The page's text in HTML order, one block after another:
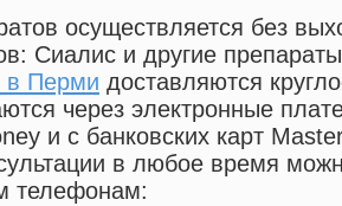
осуществляется без
Сиалис и другие
в Перми доставляются
через электронные
и с банковских карт
в любое время
телефонам: